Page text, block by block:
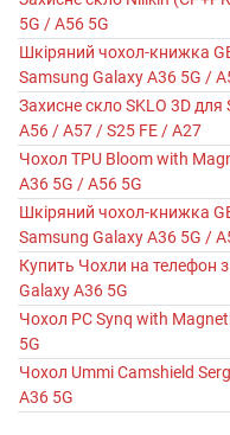
5G / A56 5G
Шкіряний чохол-книжка
Samsung Galaxy A36 5G /
Захисне скло SKLO 3D
A56 / A57 / S25 FE / A27
Чохол TPU Bloom with
A36 5G / A56 5G
Шкіряний чохол-книжка
Samsung Galaxy A36 5G /
Купить Чохли на телефон
Galaxy A36 5G
Чохол PC Synq with
5G
Чохол Ummi Camshield
A36 5G